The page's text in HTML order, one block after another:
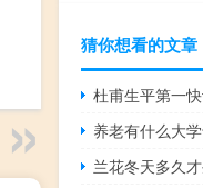
猜你想看的文章
杜甫生平第一
养老有什么大
兰花冬天多久